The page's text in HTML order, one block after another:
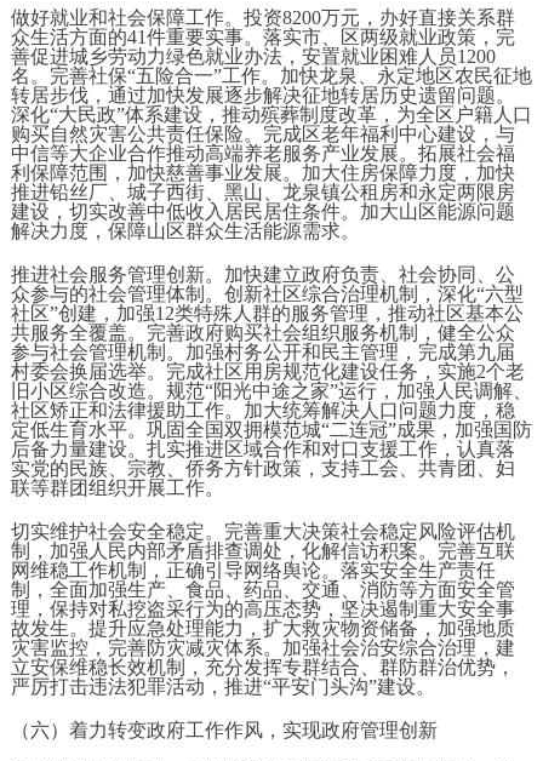
做好就业和社会保障工作。投资8200万元，办好直接关系群
众生活方面的41件重要实事。落实市、区两级就业政策，完
善促进城乡劳动力绿色就业办法，安置就业困难人员1200
名。完善社保“五险合一”工作。加快龙泉、永定地区农民征地
转居步伐，通过加快发展逐步解决征地转居历史遗留问题。
深化“大民政”体系建设，推动殡葬制度改革，为全区户籍人口
购买自然灾害公共责任保险。完成区老年福利中心建设，与
中信等大企业合作推动高端养老服务产业发展。拓展社会福
利保障范围，加快慈善事业发展。加大住房保障力度，加快
推进铅丝厂、城子西街、黑山、龙泉镇公租房和永定两限房
建设，切实改善中低收入居民居住条件。加大山区能源问题
解决力度，保障山区群众生活能源需求。
推进社会服务管理创新。加快建立政府负责、社会协同、公
众参与的社会管理体制。创新社区综合治理机制，深化“六型
社区”创建，加强12类特殊人群的服务管理，推动社区基本公
共服务全覆盖。完善政府购买社会组织服务机制，健全公众
参与社会管理机制。加强村务公开和民主管理，完成第九届
村委会换届选举。完成社区用房规范化建设任务，实施2个老
旧小区综合改造。规范“阳光中途之家”运行，加强人民调解、
社区矫正和法律援助工作。加大统筹解决人口问题力度，稳
定低生育水平。巩固全国双拥模范城“二连冠”成果，加强国防
后备力量建设。扎实推进区域合作和对口支援工作，认真落
实党的民族、宗教、侨务方针政策，支持工会、共青团、妇
联等群团组织开展工作。
切实维护社会安全稳定。完善重大决策社会稳定风险评估机
制，加强人民内部矛盾排查调处，化解信访积案。完善互联
网维稳工作机制，正确引导网络舆论。落实安全生产责任
制，全面加强生产、食品、药品、交通、消防等方面安全管
理，保持对私挖盗采行为的高压态势，坚决遏制重大安全事
故发生。提升应急处理能力，扩大救灾物资储备，加强地质
灾害监控，完善防灾减灾体系。加强社会治安综合治理，建
立安保维稳长效机制，充分发挥专群结合、群防群治优势，
严厉打击违法犯罪活动，推进“平安门头沟”建设。
（六）着力转变政府工作作风，实现政府管理创新